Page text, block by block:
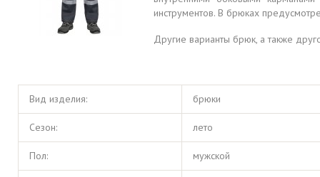
инструментов. В брюках
Другие варианты брюк, а также
Вид изделия: брюки
Сезон: лето
Пол: мужской